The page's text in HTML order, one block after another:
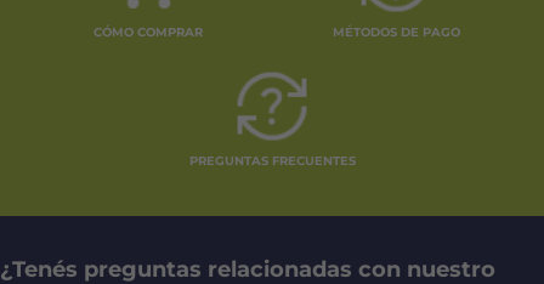
CÓMO COMPRAR MÉTODOS DE PAGO
PREGUNTAS FRECUENTES
¿Tenés preguntas relacionadas con nuestro